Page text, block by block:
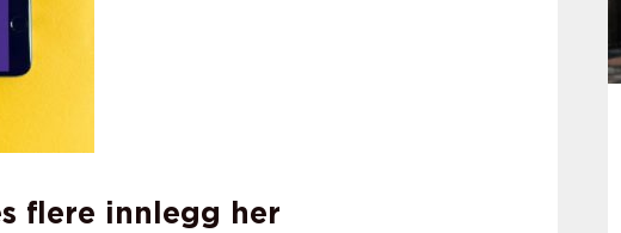
flere innlegg her